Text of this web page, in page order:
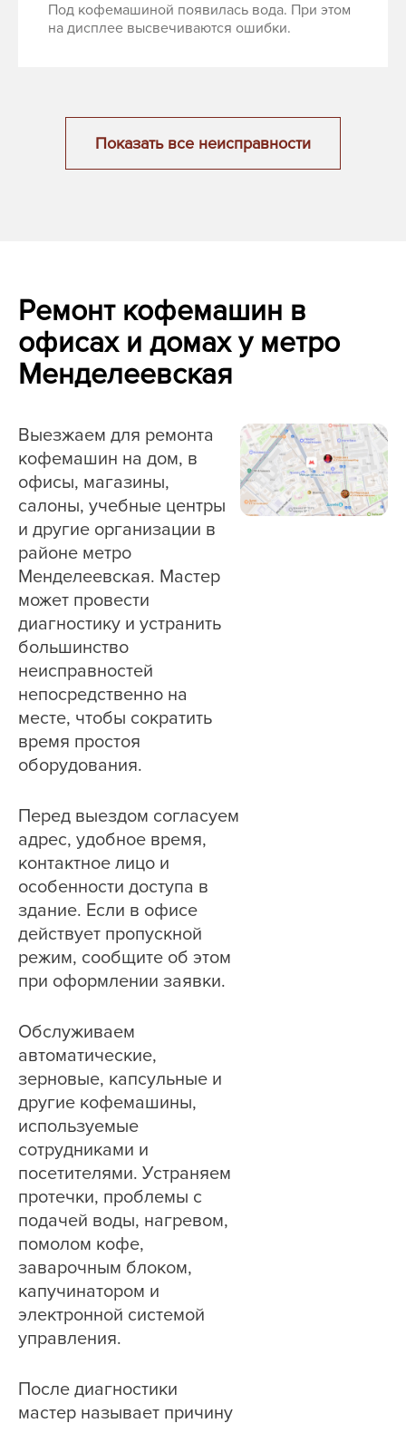
Под кофемашиной появилась вода. При этом
на дисплее высвечиваются ошибки.
Показать все неисправности
Ремонт кофемашин в
офисах и домах у метро
Менделеевская
Выезжаем для ремонта
кофемашин на дом, в
офисы, магазины,
салоны, учебные центры
и другие организации в
районе метро
Менделеевская. Мастер
может провести
диагностику и устранить
большинство
неисправностей
непосредственно на
месте, чтобы сократить
время простоя
оборудования.
Перед выездом согласуем
адрес, удобное время,
контактное лицо и
особенности доступа в
здание. Если в офисе
действует пропускной
режим, сообщите об этом
при оформлении заявки.
Обслуживаем
автоматические,
зерновые, капсульные и
другие кофемашины,
используемые
сотрудниками и
посетителями. Устраняем
протечки, проблемы с
подачей воды, нагревом,
помолом кофе,
заварочным блоком,
капучинатором и
электронной системой
управления.
После диагностики
мастер называет причину